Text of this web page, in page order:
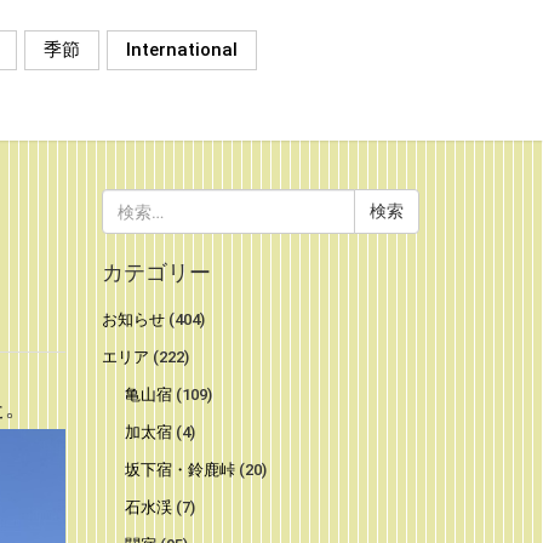
季節 International
索:
カテゴリー
お知らせ(404)
エリア (222)
亀山宿 (109)
加太宿 (4)
坂下宿・鈴鹿峠 (20)
石水渓 (7)